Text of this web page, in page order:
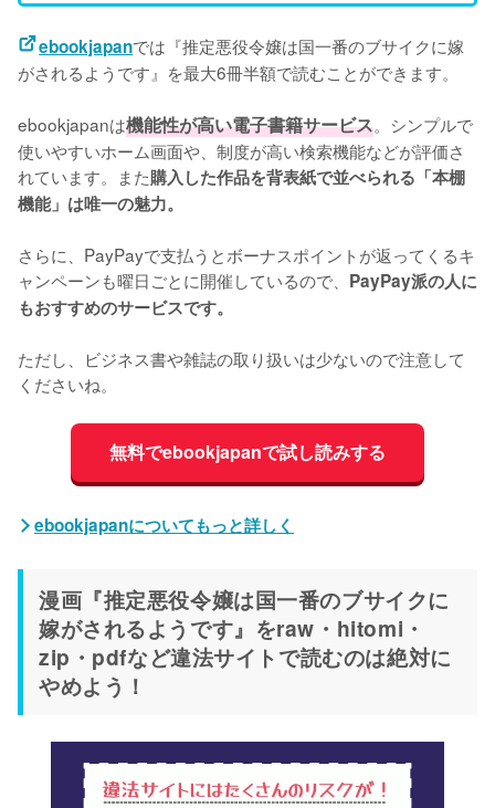
ebookjapanでは『推定悪役令嬢は国一番のブサイクに嫁
がされるようです』を最大6冊半額で読むことができます。
ebookjapanは機能性が高い電子書籍サービス。シンプルで
使いやすいホーム画面や、制度が高い検索機能などが評価さ
れています。また購入した作品を背表紙で並べられる「本棚
機能」は唯一の魅力。
さらに、PayPayで支払うとボーナスポイントが返ってくるキ
ャンペーンも曜日ごとに開催しているので、 PayPay派の人に
もおすすめのサービスです。
ただし、ビジネス書や雑誌の取り扱いは少ないので注意して
くださいね。
無料でebookjapanで試し読みする
ebookjapanについてもっと詳しく
漫画『推定悪役令嬢は国一番のブサイクに
嫁がされるようです』をraw・hitomi・
zip・pdfなど違法サイトで読むのは絶対に
やめよう！